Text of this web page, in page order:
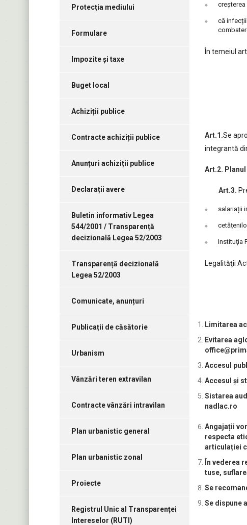
că
În temeiul
Art.1.Se
integrantă
Art.2.
Art.3.
salariații
Instituţia
Legalităţii
Limitarea
Evitarea
Accesul
Accesul și
Sistarea
nadlac.ro
Angajații
respecta
articulației
În vederea
tuse,
Se
Se dispune
Protecția mediului
Formulare
Impozite și taxe
Buget local
Achiziții publice
Contracte achiziții publice
Anunțuri achiziții publice
Declarații avere
Buletin informativ Legea
544/2001 / Transparență
decizională Legea 52/2003
Transparență decizională
Legea 52/2003
Comunicate, anunțuri
Publicații de căsătorie
Urbanism
Vânzări teren extravilan
Contracte vânzări intravilan
Plan urbanistic general
Plan urbanistic zonal
Proiecte
Registrul Unic al Transparenței
Intereselor (RUTI)